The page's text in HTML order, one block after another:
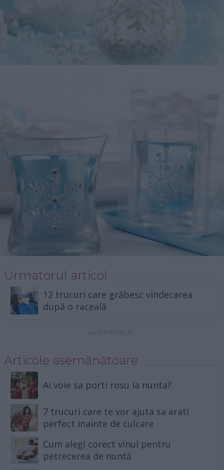
Urmatorul articol
12 trucuri care grăbesc vindecarea
după o raceală
Articole asemănătoare
Ai voie sa porti rosu la nunta?
7 trucuri care te vor ajuta sa arati
perfect inainte de culcare
Cum alegi corect vinul pentru
petrecerea de nuntă